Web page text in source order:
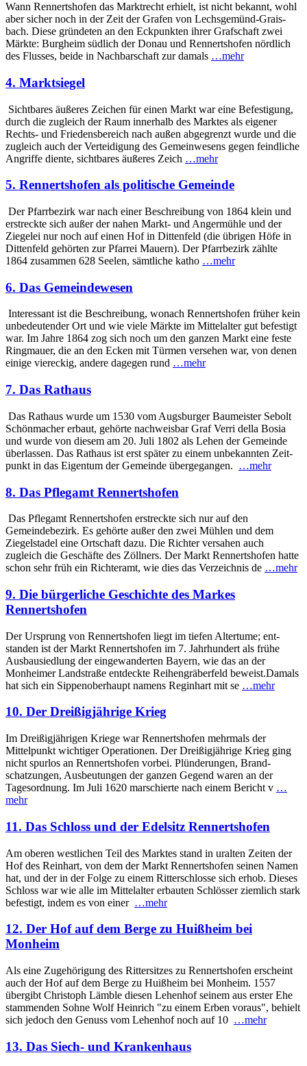
Wann Rennertshofen das Marktrecht erhielt, ist nicht bekannt, wohl
aber sicher noch in der Zeit der Grafen von Lechs­gemünd-Grais­
bach. Diese gründeten an den Eckpunkten ihrer Grafschaft zwei
Märkte: Burgheim südlich der Donau und Rennertshofen nördlich
des Flusses, beide in Nachbarschaft zur damals …mehr
4. Marktsiegel
Sichtbares äußeres Zeichen für einen Markt war eine Befestigung,
durch die zugleich der Raum innerhalb des Marktes als eigener
Rechts- und Friedensbereich nach außen abge­grenzt wurde und die
zugleich auch der Ver­teidigung des Gemeinwesens gegen feindliche
Angriffe diente, sichtbares äußeres Zeich …mehr
5. Rennertshofen als politische Gemeinde
Der Pfarrbezirk war nach einer Beschreibung von 1864 klein und
erstreckte sich außer der nahen Markt- und Anger­mühle und der
Ziegelei nur noch auf einen Hof in Dittenfeld (die übrigen Höfe in
Dittenfeld gehörten zur Pfarrei Mauern). Der Pfarrbezirk zählte
1864 zusammen 628 Seelen, sämt­liche katho …mehr
6. Das Gemeindewesen
Interessant ist die Beschreibung, wonach Rennertshofen früher kein
unbedeutender Ort und wie viele Märkte im Mittelalter gut befestigt
war. Im Jahre 1864 zog sich noch um den ganzen Markt eine feste
Ringmauer, die an den Ecken mit Türmen versehen war, von denen
einige viereckig, andere dagegen rund …mehr
7. Das Rathaus
Das Rathaus wurde um 1530 vom Augsburger Baumeister Sebolt
Schönmacher erbaut, gehörte nachweisbar Graf Verri della Bosia
und wurde von diesem am 20. Juli 1802 als Lehen der Gemeinde
über­lassen. Das Rathaus ist erst später zu einem unbekannten Zeit­
punkt in das Eigentum der Gemeinde übergegangen. …mehr
8. Das Pflegamt Rennertshofen
Das Pflegamt Rennertshofen erstreckte sich nur auf den
Gemeindebezirk. Es gehörte außer den zwei Mühlen und dem
Ziegelstadel eine Ortschaft dazu. Die Richter versahen auch
zugleich die Geschäfte des Zöllners. Der Markt Rennertshofen hatte
schon sehr früh ein Richter­amt, wie dies das Verzeichnis de …mehr
9. Die bürgerliche Geschichte des Markes
Rennertshofen
Der Ursprung von Rennertshofen liegt im tiefen Altertume; ent­
standen ist der Markt Rennertshofen im 7. Jahrhundert als frühe
Ausbau­siedlung der eingewanderten Bayern, wie das an der
Monheimer Landstraße entdeckte Reihengräber­feld beweist.Damals
hat sich ein Sippenoberhaupt namens Reginhart mit se …mehr
10. Der Dreißigjährige Krieg
Im Dreißigjährigen Kriege war Rennertshofen mehrmals der
Mittelpunkt wichtiger Operationen. Der Dreißigjährige Krieg ging
nicht spurlos an Rennerts­hofen vorbei. Plünderungen, Brand­
schatzungen, Aus­beutungen der ganzen Gegend waren an der
Tages­ordnung. Im Juli 1620 marschierte nach einem Bericht v …
mehr
11. Das Schloss und der Edelsitz Rennertshofen
Am oberen westlichen Teil des Marktes stand in uralten Zeiten der
Hof des Reinhart, von dem der Markt Rennerts­hofen seinen Namen
hat, und der in der Folge zu einem Ritter­schlosse sich erhob. Dieses
Schloss war wie alle im Mittelalter erbauten Schlösser ziemlich stark
befestigt, indem es von einer …mehr
12. Der Hof auf dem Berge zu Huißheim bei
Monheim
Als eine Zugehörigung des Rittersitzes zu Rennertshofen erscheint
auch der Hof auf dem Berge zu Huißheim bei Monheim. 1557
übergibt Christoph Lämble diesen Lehenhof seinem aus erster Ehe
stammenden Sohne Wolf Heinrich "zu einem Erben voraus", behielt
sich jedoch den Genuss vom Lehen­hof noch auf 10 …mehr
13. Das Siech- und Krankenhaus